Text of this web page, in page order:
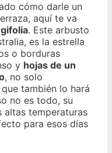
cómo darle un
aquí te va
. Este arbusto
es la estrella
o borduras
y hojas de un
, no solo
también lo hará
no es todo, su
altas temperaturas
para esos días